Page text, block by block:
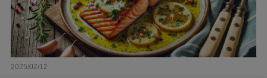
2025/02/12